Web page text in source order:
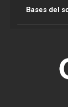
Bases del